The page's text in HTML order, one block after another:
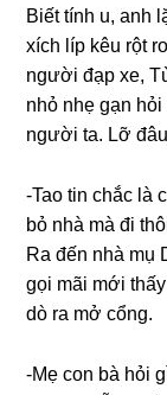
Biết tính u, anh
xích líp kêu rột
người đạp xe,
nhỏ nhẹ ɡạn
người ta. Lỡ
-Tao tin chắc là
bỏ nhà mà đi
Ra đến nhà mụ
ɡọi mãi mới
dò ra mở cổng.
-Mẹ con bà hỏi